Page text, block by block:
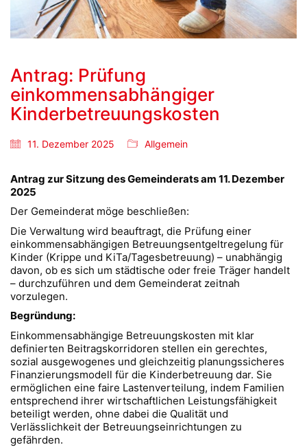
Antrag: Prüfung
einkommensabhängiger
Kinderbetreuungskosten
11. Dezember 2025 Allgemein
Antrag zur Sitzung des Gemeinderats am 11. Dezember
2025
Der Gemeinderat möge beschließen:
Die Verwaltung wird beauftragt, die Prüfung einer
einkommensabhängigen Betreuungsentgeltregelung für
Kinder (Krippe und KiTa/Tagesbetreuung) – unabhängig
davon, ob es sich um städtische oder freie Träger handelt
– durchzuführen und dem Gemeinderat zeitnah
vorzulegen.
Begründung:
Einkommensabhängige Betreuungskosten mit klar
definierten Beitragskorridoren stellen ein gerechtes,
sozial ausgewogenes und gleichzeitig planungssicheres
Finanzierungsmodell für die Kinderbetreuung dar. Sie
ermöglichen eine faire Lastenverteilung, indem Familien
entsprechend ihrer wirtschaftlichen Leistungsfähigkeit
beteiligt werden, ohne dabei die Qualität und
Verlässlichkeit der Betreuungseinrichtungen zu
gefährden.